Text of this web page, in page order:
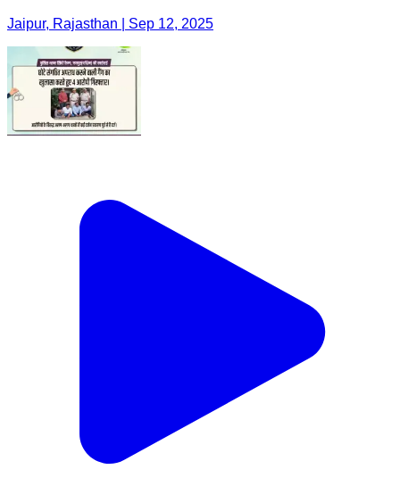
Jaipur, Rajasthan | Sep 12, 2025